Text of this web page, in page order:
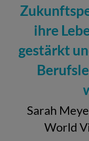
ihre
gestärkt
Sarah
World